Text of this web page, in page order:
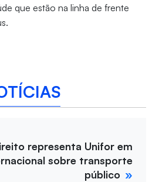
que estão na linha de frente
representa Unifor em
sobre transporte
público